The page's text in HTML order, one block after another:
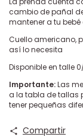
cambio de pañal
mantener a tu
Cuello americano,
así lo necesita
Disponible en talle
Importante:Las
a la tabla de tallas
tener pequeñas
Compartir